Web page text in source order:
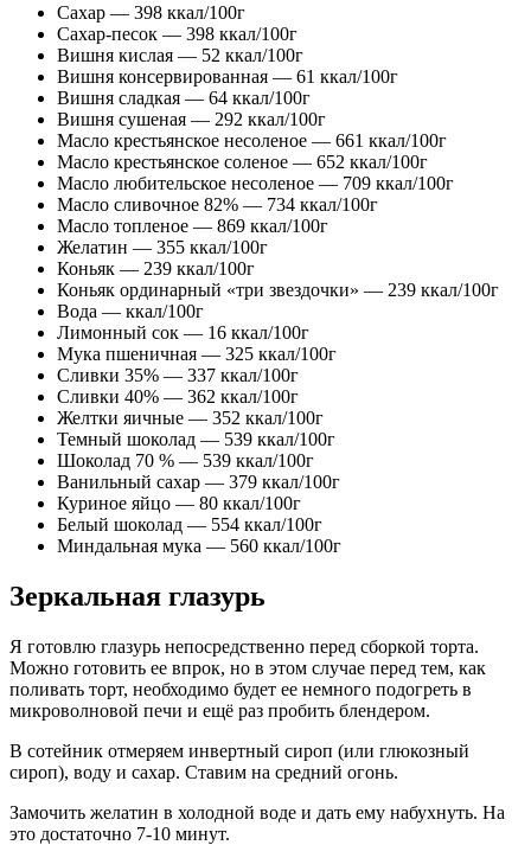
Сахар — 398 ккал/100г
Сахар-песок — 398 ккал/100г
Вишня кислая — 52 ккал/100г
Вишня консервированная — 61 ккал/100г
Вишня сладкая — 64 ккал/100г
Вишня сушеная — 292 ккал/100г
Масло крестьянское несоленое — 661 ккал/100г
Масло крестьянское соленое — 652 ккал/100г
Масло любительское несоленое — 709 ккал/100г
Масло сливочное 82% — 734 ккал/100г
Масло топленое — 869 ккал/100г
Желатин — 355 ккал/100г
Коньяк — 239 ккал/100г
Коньяк ординарный «три звездочки» — 239 ккал/100г
Вода — ккал/100г
Лимонный сок — 16 ккал/100г
Мука пшеничная — 325 ккал/100г
Сливки 35% — 337 ккал/100г
Сливки 40% — 362 ккал/100г
Желтки яичные — 352 ккал/100г
Темный шоколад — 539 ккал/100г
Шоколад 70 % — 539 ккал/100г
Ванильный сахар — 379 ккал/100г
Куриное яйцо — 80 ккал/100г
Белый шоколад — 554 ккал/100г
Миндальная мука — 560 ккал/100г
Зеркальная глазурь
Я готовлю глазурь непосредственно перед сборкой торта.
Можно готовить ее впрок, но в этом случае перед тем, как
поливать торт, необходимо будет ее немного подогреть в
микроволновой печи и ещё раз пробить блендером.
В сотейник отмеряем инвертный сироп (или глюкозный
сироп), воду и сахар. Ставим на средний огонь.
Замочить желатин в холодной воде и дать ему набухнуть. На
это достаточно 7-10 минут.